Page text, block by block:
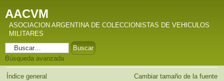
AACVM
ASOCIACION ARGENTINA DE COLECCIONISTAS DE VEHICULOS
MILITARES
Búsqueda avanzada
Índice general Cambiar tamaño de la fuente